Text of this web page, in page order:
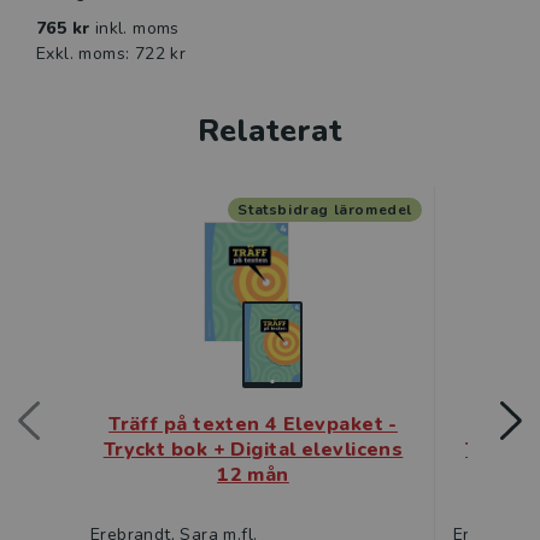
765 kr inkl. moms
Exkl. moms: 722 kr
Relaterat
Träff på texten 4 Elevpaket -
Tryckt bok + Digital elevlicens
12 mån
Erebrandt, Sara m.fl.
Statsbidrag läromedel
Träff
Tryckt